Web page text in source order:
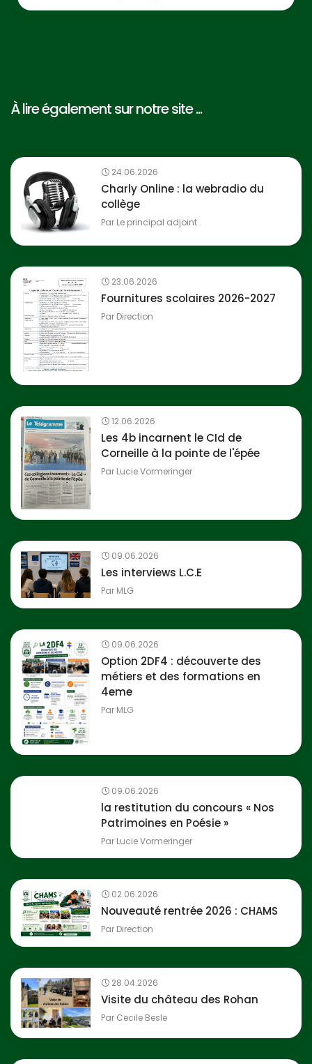
À lire également sur notre site ...
24.06.2026
Charly Online : la webradio du
collège
Par Le principal adjoint
23.06.2026
Fournitures scolaires 2026-2027
Par Direction
12.06.2026
Les 4b incarnent le CId de
Corneille à la pointe de l'épée
Par Lucie Vormeringer
09.06.2026
Les interviews L.C.E
Par MLG
09.06.2026
Option 2DF4 : découverte des
métiers et des formations en
4eme
Par MLG
09.06.2026
la restitution du concours « Nos
Patrimoines en Poésie »
Par Lucie Vormeringer
02.06.2026
Nouveauté rentrée 2026 : CHAMS
Par Direction
28.04.2026
Visite du château des Rohan
Par Cecile Besle